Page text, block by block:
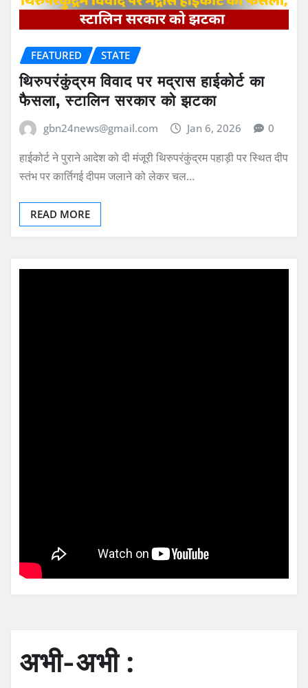
FEATURED STATE
थिरुपरंकुंद्रम विवाद पर मद्रास हाईकोर्ट का
फैसला, स्टालिन सरकार को झटका
gbn24news@gmail.com Jan 6, 2026 0
हाईकोर्ट ने पुराने आदेश को दी मंजूरी थिरुपरंकुंद्रम पहाड़ी पर स्थित दीप
स्तंभ पर कार्तिगई दीपम जलाने को लेकर चल…
READ MORE
अभी-अभी :